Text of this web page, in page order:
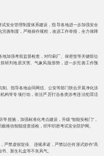
安全管理制度体系建设，指导各地进一步加强安全
善制度，严格操作规程，改进工作举措，全力保障
加强考前监督检查，对印刷厂、保密室等关键部位
研判地质灾害、气象风险形势，进一步完善工作预
。指导各地会同网信、公安等部门联合开展净化涉
构等专项行动，依法严厉打击各类涉考违法犯罪活
措施，加强标准化考点建设，升级“智能安检门”，
推动智能巡查巡检，织牢织密考试安全防护网。
严禁虚假宣传、违规承诺，严禁以任何形式炒作“高
、新生礼盒等不良风气。